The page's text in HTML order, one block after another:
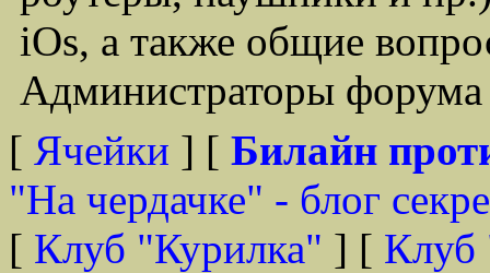
iOs, а также общие
Администраторы
[ Ячейки ] [ Билайн
"На чердачке" - блог
[ Клуб "Курилка" ] [ Клуб